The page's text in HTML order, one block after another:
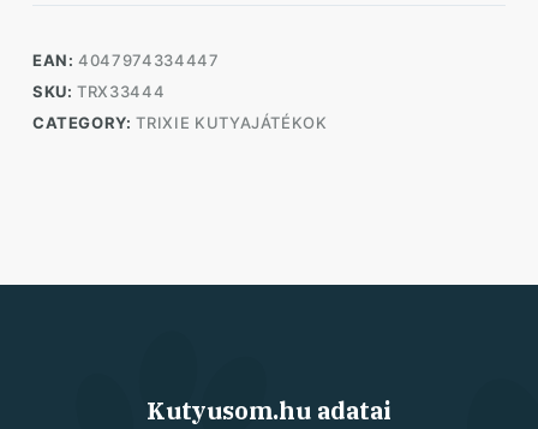
EAN:4047974334447
SKU:TRX33444
CATEGORY:TRIXIE KUTYAJÁTÉKOK
Kutyusom.hu adatai